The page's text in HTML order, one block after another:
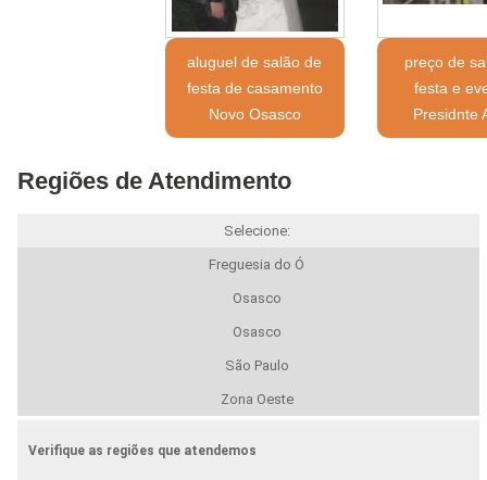
aluguel de salão de
festa de casamento
Novo Osasco
preço de
festa e
Presidnte
Regiões de Atendimento
Selecione:
Freguesia do Ó
Osasco
Osasco
São Paulo
Zona Oeste
Verifique as regiões que atendemos